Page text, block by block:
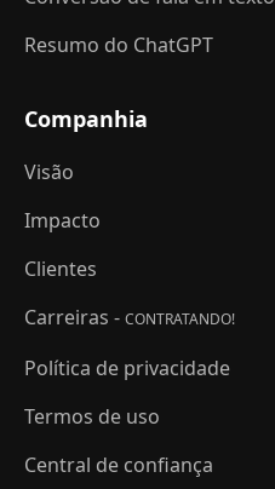
Resumo do ChatGPT
Companhia
Visão
Impacto
Clientes
Carreiras - CONTRATANDO!
Política de privacidade
Termos de uso
Central de confiança